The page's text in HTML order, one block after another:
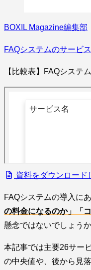
BOXIL Magazine編集部
FAQシステムのサービ
【比較表】FAQシステム
資料をダウンロード
FAQシステムの導入にあ
の料金になるのか」「
懸念ではないでしょうか
本記事では主要26サー
の中央値や、後から見